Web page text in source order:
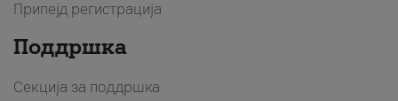
Припејд регистрација
Поддршка
Секција за поддршка